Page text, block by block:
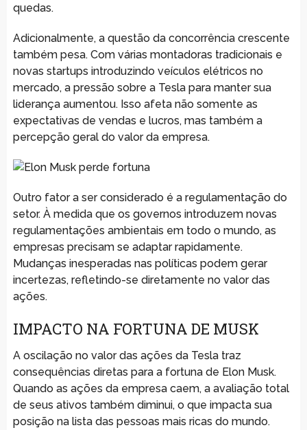
quedas.
Adicionalmente, a questão da concorrência crescente
também pesa. Com várias montadoras tradicionais e
novas startups introduzindo veículos elétricos no
mercado, a pressão sobre a Tesla para manter sua
liderança aumentou. Isso afeta não somente as
expectativas de vendas e lucros, mas também a
percepção geral do valor da empresa.
Outro fator a ser considerado é a regulamentação do
setor. À medida que os governos introduzem novas
regulamentações ambientais em todo o mundo, as
empresas precisam se adaptar rapidamente.
Mudanças inesperadas nas políticas podem gerar
incertezas, refletindo-se diretamente no valor das
ações.
IMPACTO NA FORTUNA DE MUSK
A oscilação no valor das ações da Tesla traz
consequências diretas para a fortuna de Elon Musk.
Quando as ações da empresa caem, a avaliação total
de seus ativos também diminui, o que impacta sua
posição na lista das pessoas mais ricas do mundo.